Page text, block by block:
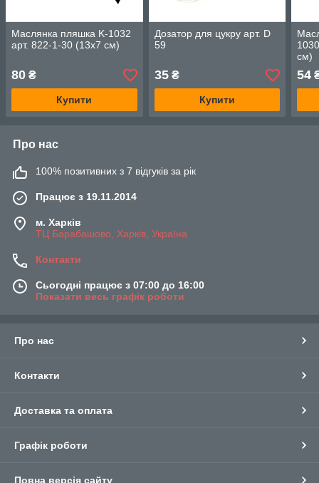
Маслянка пляшка K-1032
арт. 822-1-30 (13х7 см)
80 ₴
Купити
Дозатор для цукру арт. D
59
35₴
Купити
см)
54
Про нас
100% позитивних з 7 відгуків за рік
Працює з 19.11.2014
м. Харків
ТЦ Барабашово, Харків, Україна
Контакти
Сьогодні працює з 07:00 до 16:00
Показати весь графік роботи
Про нас
Контакти
Доставка та оплата
Графік роботи
Повна версія сайту